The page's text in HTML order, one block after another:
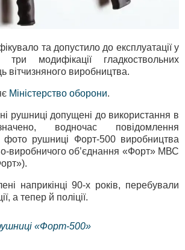
та допустило до експлуатації у
модифікації гладкоствольних
вітчизняного виробництва.
Міністерство оборони.
рушниці допущені до використання в
водночас повідомлення
фото рушниці Форт-500 виробництва
виробничого об’єднання «Форт» МВС
наприкінці 90-х років, перебували
а тепер й поліції.
«Форт-500»